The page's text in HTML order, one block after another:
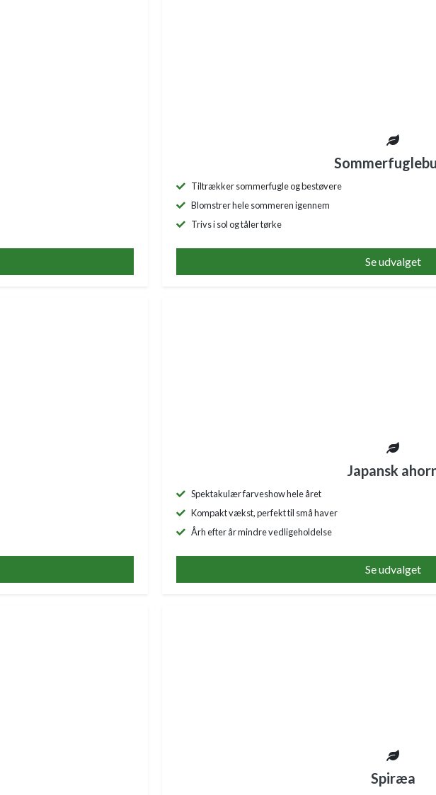
Tiltrækker sommerfugle og bestøvere
Blomstrer hele sommeren igennem
Trivs i sol og tåler tørke
Se udvalget
Japansk
Spektakulær farveshow hele året
Kompakt vækst, perfekt til små haver
Årh efter år mindre vedligeholdelse
Se udvalget
Spiræa